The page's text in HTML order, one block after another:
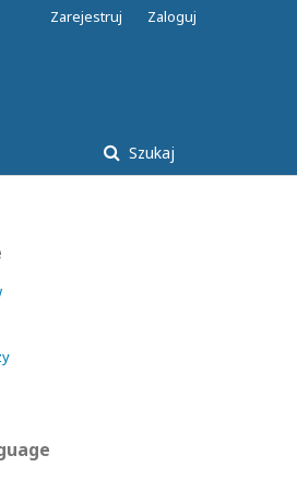
Szukaj
Zarejestruj Zaloguj